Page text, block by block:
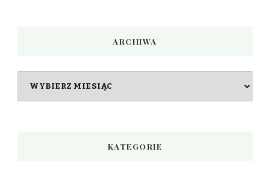
ARCHIWA
KATEGORIE